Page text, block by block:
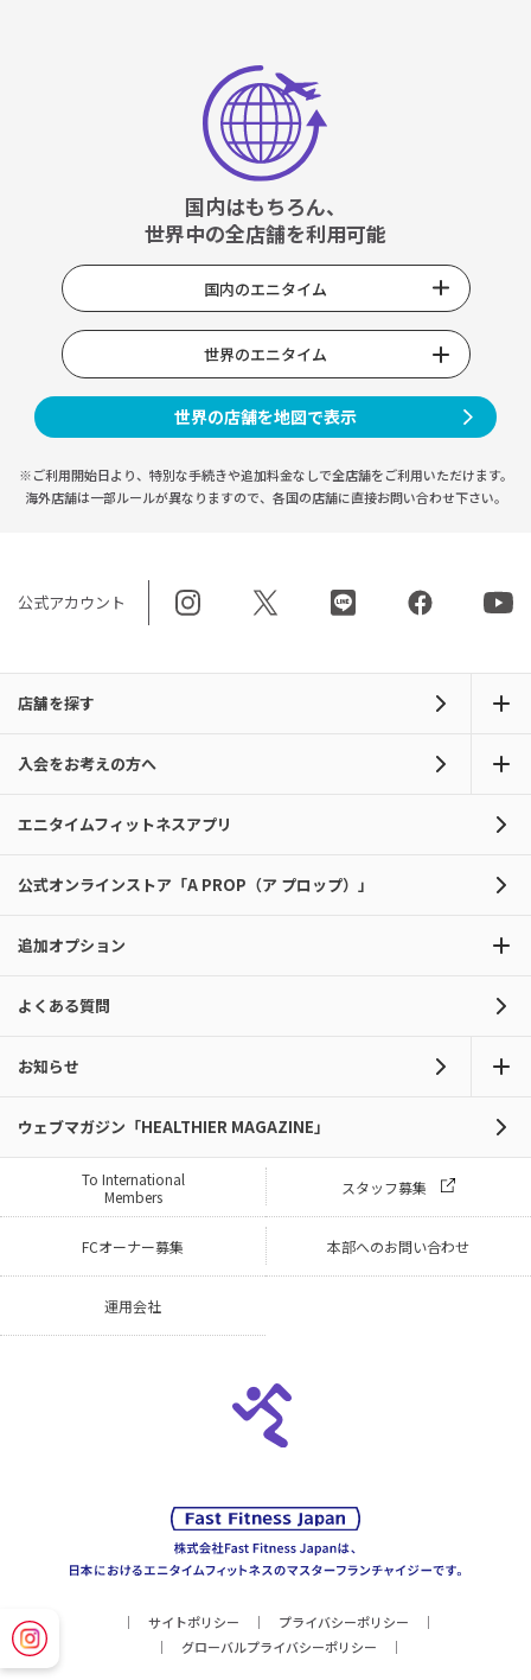
国内はもちろん、
世界中の全店舗を利用可能
国内のエニタイム
世界のエニタイム
世界の店舗を地図で表示
※ご利用開始日より、特別な手続きや追加料金なしで全店舗をご利用いただけます。
海外店舗は一部ルールが異なりますので、 各国の店舗に直接お問い合わせ下さい。
公式アカウント
店舗を探す
入会をお考えの方へ
エニタイムフィットネスアプリ
公式オンラインストア「A PROP（ア プロップ）」
追加オプション
よくある質問
お知らせ
ウェブマガジン「HEALTHIER MAGAZINE」
To International
Members
スタッフ募集
FCオーナー募集 本部へのお問い合わせ
運用会社
サイトポリシー
プライバシーポリシー
グローバルプライバシーポリシー